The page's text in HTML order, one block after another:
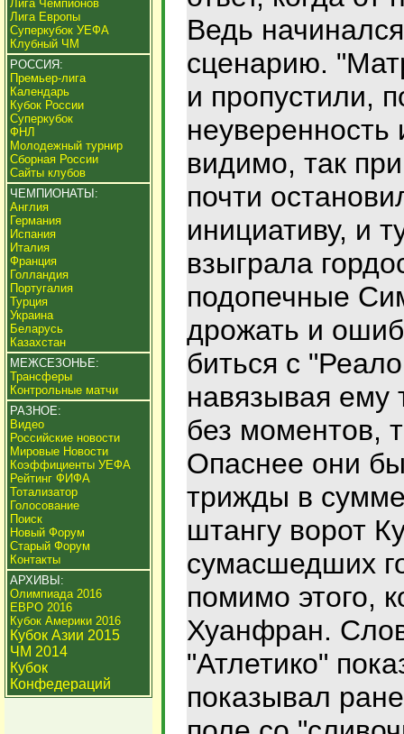
Лига Чемпионов
Лига Европы
Суперкубок УЕФА
Клубный ЧМ
РОССИЯ:
Премьер-лига
Календарь
Кубок России
Суперкубок
ФНЛ
Молодежный турнир
Сборная России
Сайты клубов
ЧЕМПИОНАТЫ:
Англия
Германия
Испания
Италия
Франция
Голландия
Португалия
Турция
Украина
Беларусь
Казахстан
МЕЖСЕЗОНЬЕ:
Трансферы
Контрольные матчи
РАЗНОЕ:
Видео
Российские новости
Мировые Новости
Коэффициенты УЕФА
Рейтинг ФИФА
Тотализатор
Голосование
Поиск
Новый Форум
Старый Форум
Контакты
АРХИВЫ:
Олимпиада 2016
ЕВРО 2016
Кубок Америки 2016
Кубок Азии 2015
ЧМ 2014
Кубок
Конфедераций
Ведь
сценарию.
и пропустили,
видимо, так
почти
инициативу, и
взыграла
подопечные
дрожать и
биться с
навязывая ему
без моментов,
Опаснее они
трижды в
штангу ворот
сумасшедших
помимо этого,
Хуанфран.
"Атлетико"
показывал